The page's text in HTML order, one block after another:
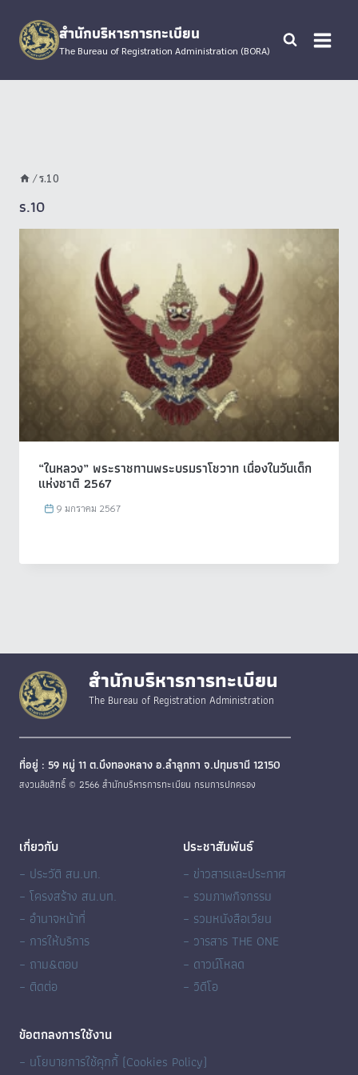
content
สำนักบริหารการทะเบียน
The Bureau of Registration Administration (BORA)
/ร.10
ร.10
“ในหลวง” พระราชทานพระบรมราโชวาท เนื่องในวันเด็ก
แห่งชาติ 2567
9 มกราคม 2567
สำนักบริหารการทะเบียน
The Bureau of Registration Administration
ที่อยู่ : 59 หมู่ 11 ต.บึงทองหลาง อ.ลำลูกกา จ.ปทุมธานี 12150
สงวนลิขสิทธิ์ © 2566 สำนักบริหารการทะเบียน กรมการปกครอง
เกี่ยวกับ
– ประวัติ สน.บท.
– โครงสร้าง สน.บท.
– อำนาจหน้าที่
– การให้บริการ
– ถาม&ตอบ
– ติดต่อ
ประชาสัมพันธ์
– ข่าวสารและประกาศ
– รวมภาพกิจกรรม
– รวมหนังสือเวียน
– วารสาร THE ONE
– ดาวน์โหลด
– วิดีโอ
ข้อตกลงการใช้งาน
– นโยบายการใช้คุกกี้ (Cookies Policy)